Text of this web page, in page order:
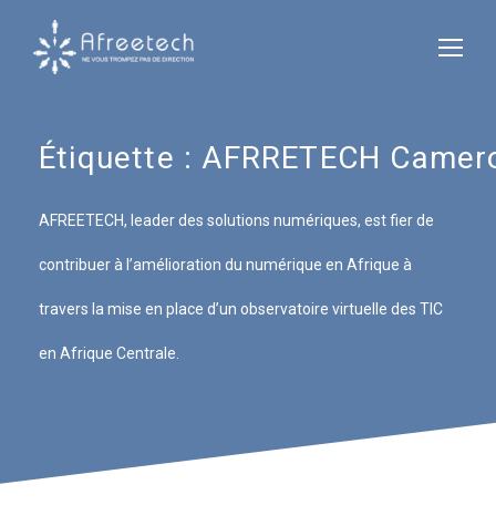
Étiquette : AFRRETECH
AFREETECH, leader des solutions numériques, est fier de
contribuer à l’amélioration du numérique en Afrique à
travers la mise en place d’un observatoire virtuelle des TIC
en Afrique Centrale.